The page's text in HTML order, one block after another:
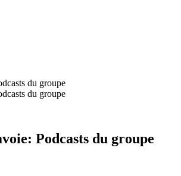
du groupe
du groupe
Podcasts du groupe